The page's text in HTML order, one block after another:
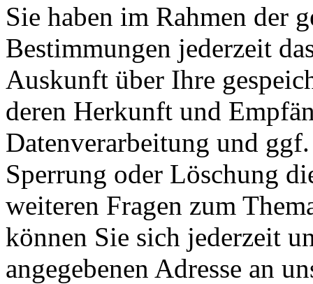
Sie haben im Rahmen der
Bestimmungen jederzeit
Auskunft über Ihre
deren Herkunft und
Datenverarbeitung und
Sperrung oder Löschung
weiteren Fragen zum
können Sie sich jederzeit
angegebenen Adresse an